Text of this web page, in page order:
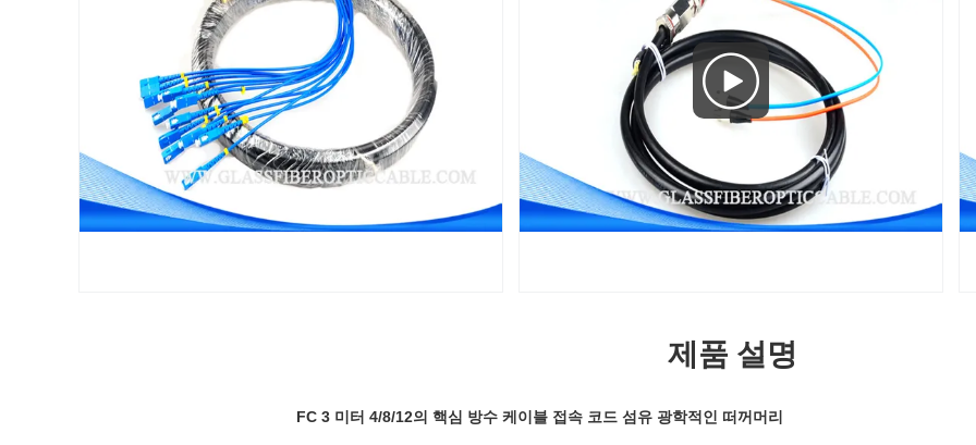
제품 설명
FC 3 미터 4/8/12의 핵심 방수 케이블 접속 코드 섬유 광학적인 떠꺼머리